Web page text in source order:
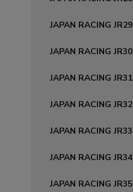
JAPAN RACING JR29
JAPAN RACING JR30
JAPAN RACING JR31
JAPAN RACING JR32
JAPAN RACING JR33
JAPAN RACING JR34
JAPAN RACING JR35